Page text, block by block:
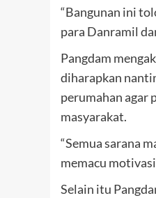
“Bangunan ini
para Danramil
Pangdam
diharapkan
perumahan agar
masyarakat.
“Semua sarana
memacu
Selain itu